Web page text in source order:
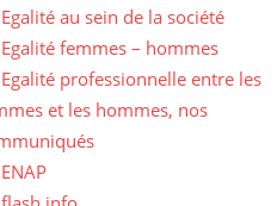
Egalité au sein de la société
Egalité femmes – hommes
Egalité professionnelle entre les
et les hommes, nos
ENAP